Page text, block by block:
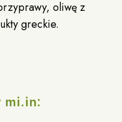
oliwę z
greckie.
mi.in: